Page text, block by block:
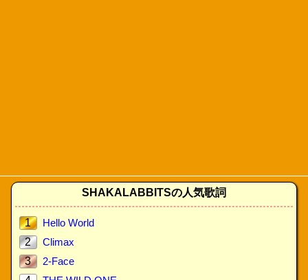
SHAKALABBITSの人気歌詞
1
Hello World
2
Climax
3
2-Face